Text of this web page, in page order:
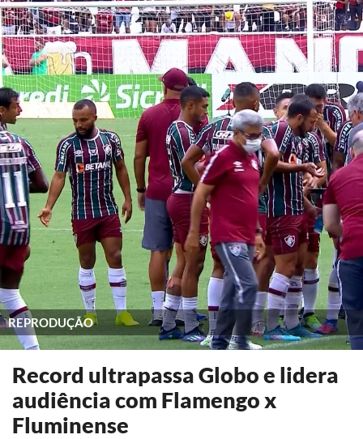
REPRODUÇÃO
Record ultrapassa Globo e lidera
audiência com Flamengo x
Fluminense